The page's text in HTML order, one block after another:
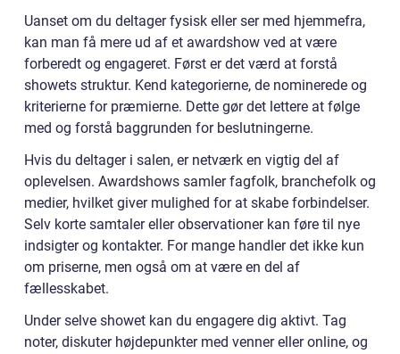
Uanset om du deltager fysisk eller ser med hjemmefra,
kan man få mere ud af et awardshow ved at være
forberedt og engageret. Først er det værd at forstå
showets struktur. Kend kategorierne, de nominerede og
kriterierne for præmierne. Dette gør det lettere at følge
med og forstå baggrunden for beslutningerne.
Hvis du deltager i salen, er netværk en vigtig del af
oplevelsen. Awardshows samler fagfolk, branchefolk og
medier, hvilket giver mulighed for at skabe forbindelser.
Selv korte samtaler eller observationer kan føre til nye
indsigter og kontakter. For mange handler det ikke kun
om priserne, men også om at være en del af
fællesskabet.
Under selve showet kan du engagere dig aktivt. Tag
noter, diskuter højdepunkter med venner eller online, og